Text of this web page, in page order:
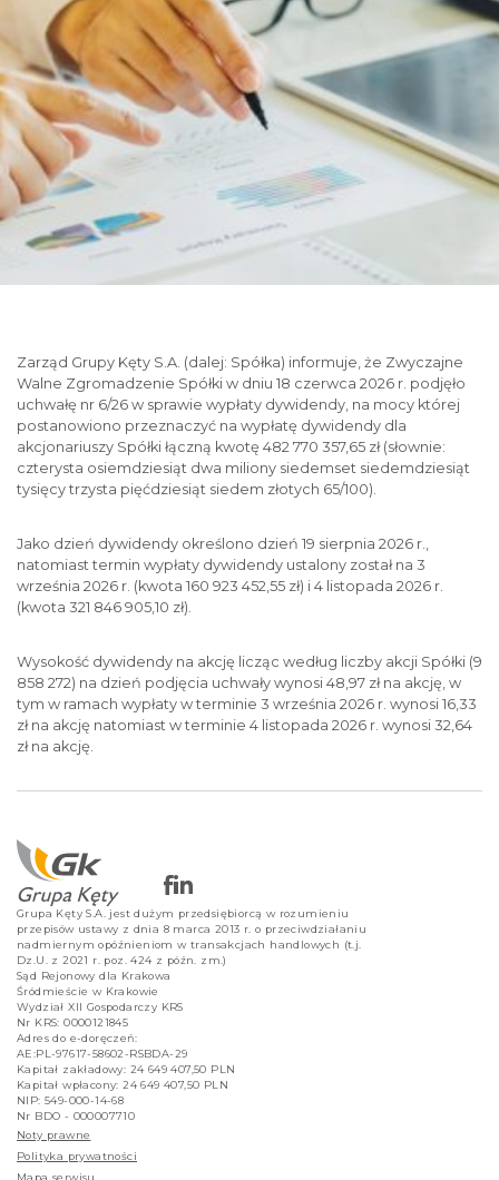
Zarząd Grupy Kęty S.A. (dalej: Spółka) informuje, że Zwyczajne
Walne Zgromadzenie Spółki w dniu 18 czerwca 2026 r. podjęło
uchwałę nr 6/26 w sprawie wypłaty dywidendy, na mocy której
postanowiono przeznaczyć na wypłatę dywidendy dla
akcjonariuszy Spółki łączną kwotę 482 770 357,65 zł (słownie:
czterysta osiemdziesiąt dwa miliony siedemset siedemdziesiąt
tysięcy trzysta pięćdziesiąt siedem złotych 65/100).
Jako dzień dywidendy określono dzień 19 sierpnia 2026 r.,
natomiast termin wypłaty dywidendy ustalony został na 3
września 2026 r. (kwota 160 923 452,55 zł) i 4 listopada 2026 r.
(kwota 321 846 905,10 zł).
Wysokość dywidendy na akcję licząc według liczby akcji Spółki (9
858 272) na dzień podjęcia uchwały wynosi 48,97 zł na akcję, w
tym w ramach wypłaty w terminie 3 września 2026 r. wynosi 16,33
zł na akcję natomiast w terminie 4 listopada 2026 r. wynosi 32,64
zł na akcję.
Grupa Kęty S.A. jest dużym przedsiębiorcą w rozumieniu
przepisów ustawy z dnia 8 marca 2013 r. o przeciwdziałaniu
nadmiernym opóźnieniom w transakcjach handlowych (t.j.
Dz.U. z 2021 r. poz. 424 z późn. zm.)
Sąd Rejonowy dla Krakowa
Śródmieście w Krakowie
Wydział XII Gospodarczy KRS
Nr KRS: 0000121845
Adres do e-doręczeń:
AE:PL-97617-58602-RSBDA-29
Kapitał zakładowy: 24 649 407,50 PLN
Kapitał wpłacony: 24 649 407,50 PLN
NIP: 549-000-14-68
Nr BDO - 000007710
Noty prawne
Polityka prywatności
Mapa serwisu